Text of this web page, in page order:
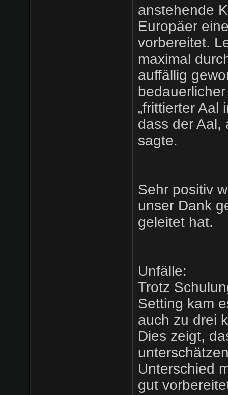
anstehende
Europäer
vorbereitet.
maximal
auffällig
„frittierter Aal
dass der Aal,
sagte.
Sehr positiv
unser Dank
geleitet hat.
Unfälle:
Trotz
Setting kam
auch zu drei
Dies zeigt,
Unterschied
gut